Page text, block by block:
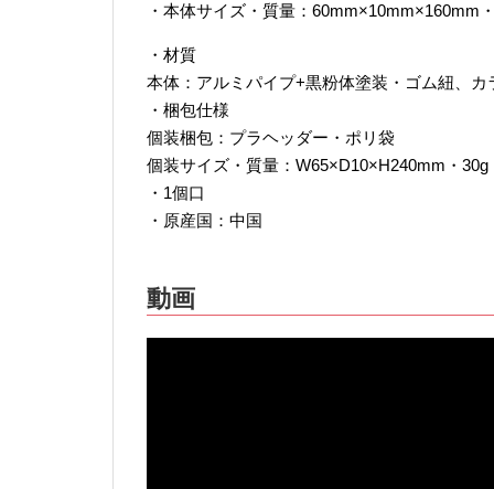
・本体サイズ・質量：60mm×10mm×160mm
・材質
本体：アルミパイプ+黒粉体塗装・ゴム紐、カ
・梱包仕様
個装梱包：プラヘッダー・ポリ袋
個装サイズ・質量：W65×D10×H240mm・30g
・1個口
・原産国：中国
動画